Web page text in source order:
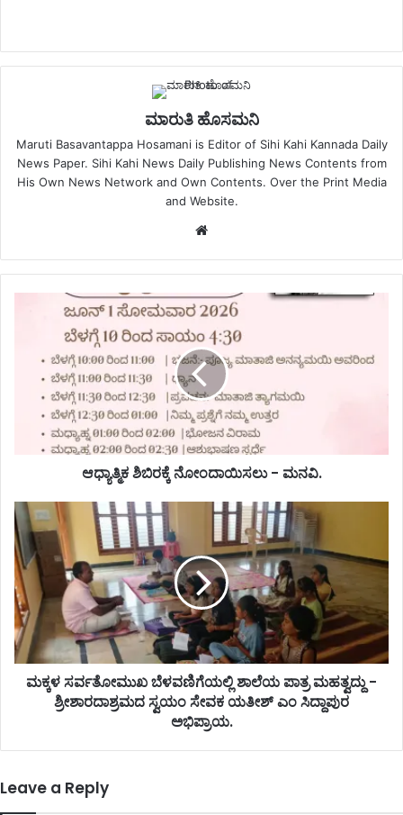
ಮಾರುತಿ ಹೊಸಮನಿ
Maruti Basavantappa Hosamani is Editor of Sihi Kahi Kannada Daily
News Paper. Sihi Kahi News Daily Publishing News Contents from
His Own News Network and Own Contents. Over the Print Media
and Website.
Website
ಆಧ್ಯಾತ್ಮಿಕ ಶಿಬಿರಕ್ಕೆ ನೋಂದಾಯಿಸಲು - ಮನವಿ.
ಮಕ್ಕಳ ಸರ್ವತೋಮುಖ ಬೆಳವಣಿಗೆಯಲ್ಲಿ ಶಾಲೆಯ ಪಾತ್ರ ಮಹತ್ವದ್ದು -
ಶ್ರೀಶಾರದಾಶ್ರಮದ ಸ್ವಯಂ ಸೇವಕ ಯತೀಶ್ ಎಂ ಸಿದ್ದಾಪುರ
ಅಭಿಪ್ರಾಯ.
Leave a Reply